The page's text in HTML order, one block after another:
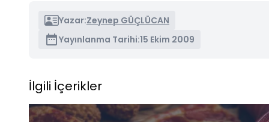
Yazar:Zeynep GÜÇLÜCAN
Yayınlanma Tarihi:15 Ekim 2009
İlgili İçerikler